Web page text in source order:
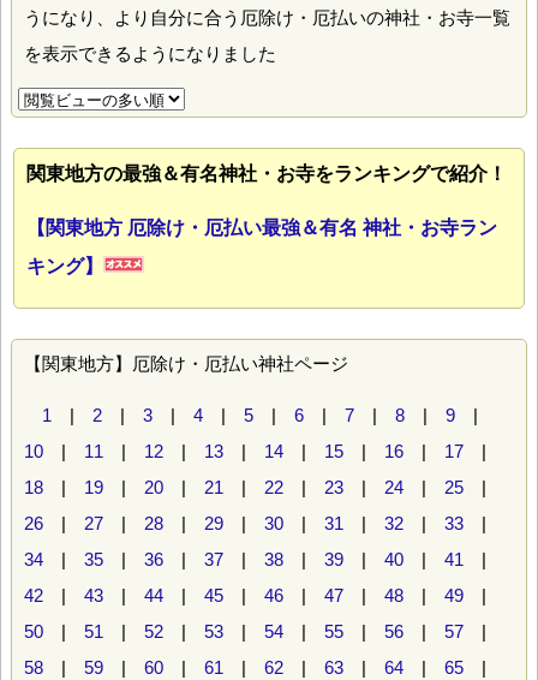
うになり、より自分に合う厄除け・厄払いの神社・お寺一覧
を表示できるようになりました
関東地方の最強＆有名神社・お寺をランキングで紹介！
【関東地方 厄除け・厄払い最強＆有名 神社・お寺ラン
キング】
【関東地方】厄除け・厄払い神社ページ
1 | 2 | 3 | 4 | 5 | 6 | 7 | 8 | 9 |
10 | 11 | 12 | 13 | 14 | 15 | 16 | 17 |
18 | 19 | 20 | 21 | 22 | 23 | 24 | 25 |
26 | 27 | 28 | 29 | 30 | 31 | 32 | 33 |
34 | 35 | 36 | 37 | 38 | 39 | 40 | 41 |
42 | 43 | 44 | 45 | 46 | 47 | 48 | 49 |
50 | 51 | 52 | 53 | 54 | 55 | 56 | 57 |
58 | 59 | 60 | 61 | 62 | 63 | 64 | 65 |